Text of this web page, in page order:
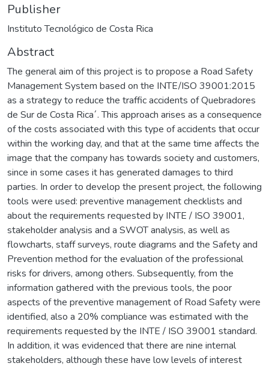
Publisher
Instituto Tecnológico de Costa Rica
Abstract
The general aim of this project is to propose a Road Safety
Management System based on the INTE/ISO 39001:2015
as a strategy to reduce the traffic accidents of Quebradores
de Sur de Costa Rica´. This approach arises as a consequence
of the costs associated with this type of accidents that occur
within the working day, and that at the same time affects the
image that the company has towards society and customers,
since in some cases it has generated damages to third
parties. In order to develop the present project, the following
tools were used: preventive management checklists and
about the requirements requested by INTE / ISO 39001,
stakeholder analysis and a SWOT analysis, as well as
flowcharts, staff surveys, route diagrams and the Safety and
Prevention method for the evaluation of the professional
risks for drivers, among others. Subsequently, from the
information gathered with the previous tools, the poor
aspects of the preventive management of Road Safety were
identified, also a 20% compliance was estimated with the
requirements requested by the INTE / ISO 39001 standard.
In addition, it was evidenced that there are nine internal
stakeholders, although these have low levels of interest